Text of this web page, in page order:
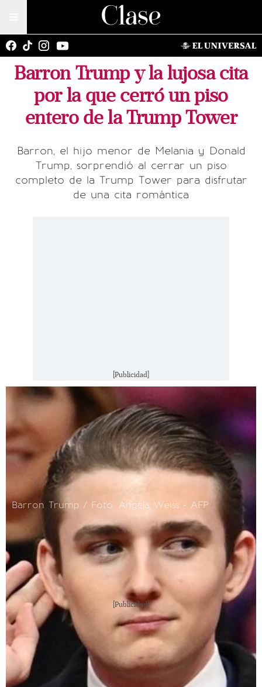
Barron Trump y la lujosa cita
por la que cerró un piso
entero de la Trump Tower
Barron, el hijo menor de Melania y Donald
Trump, sorprendió al cerrar un piso
completo de la Trump Tower para disfrutar
de una cita romántica
[Publicidad]
Barron Trump / Foto: Angela Weiss - AFP
[Publicidad]